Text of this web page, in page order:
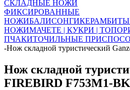
СКЛАДНЫЕ НОЖИ
ФИКСИРОВАННЫЕ
НОЖИБАЛИСОНГИКЕРАМБИТЫ
НОЖИМАЧЕТЕ | КУКРИ |
ПЧАКИТОЧИЛЬНЫЕ
-Нож складной туристический
Нож складной
FIREBIRD F753M1-BK